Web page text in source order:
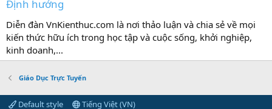
Định hướng
Diễn đàn VnKienthuc.com là nơi thảo luận và chia sẻ về mọi
kiến thức hữu ích trong học tập và cuộc sống, khởi nghiệp,
kinh doanh,...
Giáo Dục Trực Tuyến
Default style Tiếng Việt (VN)